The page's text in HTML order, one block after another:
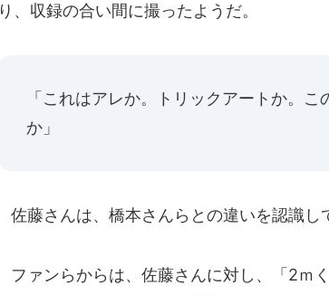
り、収録の合い間に撮ったようだ。
「これはアレか。トリックアートか。
か」
佐藤さんは、橋本さんらとの違いを認識し
ファンらからは、佐藤さんに対し、「2ｍ